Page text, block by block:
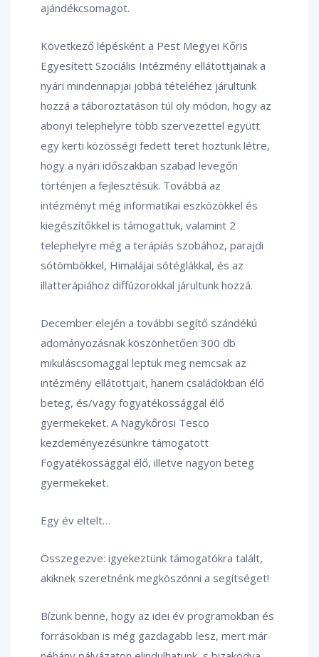
ajándékcsomagot.
Következő lépésként a Pest Megyei Kőris
Egyesített Szociális Intézmény ellátottjainak a
nyári mindennapjai jobbá tételéhez járultunk
hozzá a táboroztatáson túl oly módon, hogy az
abonyi telephelyre több szervezettel együtt
egy kerti közösségi fedett teret hoztunk létre,
hogy a nyári időszakban szabad levegőn
történjen a fejlesztésük. Továbbá az
intézményt még informatikai eszközökkel és
kiegészítőkkel is támogattuk, valamint 2
telephelyre még a terápiás szobához, parajdi
sótömbökkel, Himalájai sótéglákkal, és az
illatterápiához diffúzorokkal járultunk hozzá.
December elején a további segítő szándékú
adományozásnak köszönhetően 300 db
mikuláscsomaggal leptük meg nemcsak az
intézmény ellátottjait, hanem családokban élő
beteg, és/vagy fogyatékossággal élő
gyermekeket. A Nagykőrösi Tesco
kezdeményezésünkre támogatott
Fogyatékossággal élő, illetve nagyon beteg
gyermekeket.
Egy év eltelt…
Összegezve: igyekeztünk támogatókra talált,
akiknek szeretnénk megköszönni a segítséget!
Bízunk benne, hogy az idei év programokban és
forrásokban is még gazdagabb lesz, mert már